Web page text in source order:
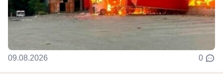
09.08.2026 0